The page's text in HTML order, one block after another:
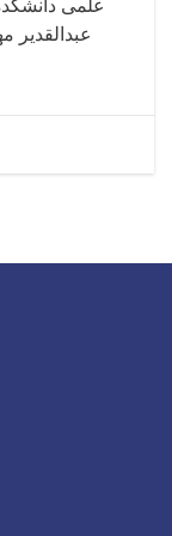
علمی
عبدالقدیر